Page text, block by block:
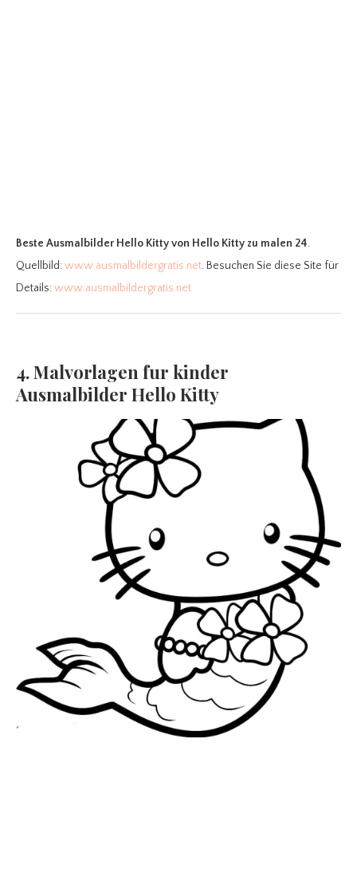
Beste Ausmalbilder Hello Kittyvon Hello Kitty zu malen 24.
Quellbild:www.ausmalbildergratis.net. Besuchen Sie diese Site für
Details:www.ausmalbildergratis.net
4. Malvorlagen fur kinder
Ausmalbilder Hello Kitty